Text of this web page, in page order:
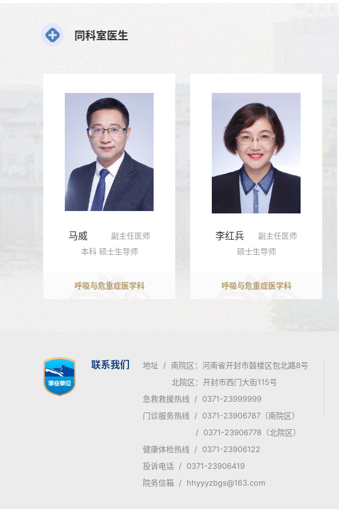
同科室医生
马威
副主任医师
本科 硕士生导师
呼吸与危重症医学科
李红兵
副主任医师
硕士生导师
呼吸与危重症医学科
联系我们
地址 / 南院区：河南省开封市鼓楼区包北路8号
北院区：开封市西门大街115号
急救救援热线 / 0371-23999999
门诊服务热线 / 0371-23906787（南院区）
/ 0371-23906778（北院区）
健康体检热线 / 0371-23906122
投诉电话 / 0371-23906419
院务信箱 / hhyyyzbgs@163.com